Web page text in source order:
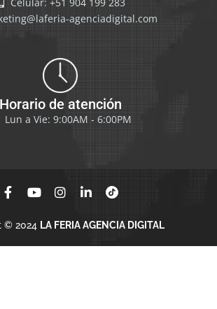
agenciadigital.com
Horario de atención
Lun a Vie: 9:00AM - 6:00PM
© 2024 LA FERIA AGENCIA DIGITAL